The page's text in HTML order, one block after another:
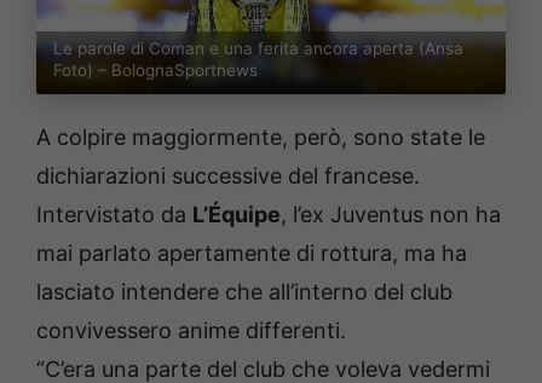
Le parole di Coman e una ferita ancora aperta (Ansa
Foto) – BolognaSportnews
A colpire maggiormente, però, sono state le
dichiarazioni successive del francese.
Intervistato da L’Équipe, l’ex Juventus non ha
mai parlato apertamente di rottura, ma ha
lasciato intendere che all’interno del club
convivessero anime differenti.
“C’era una parte del club che voleva vedermi